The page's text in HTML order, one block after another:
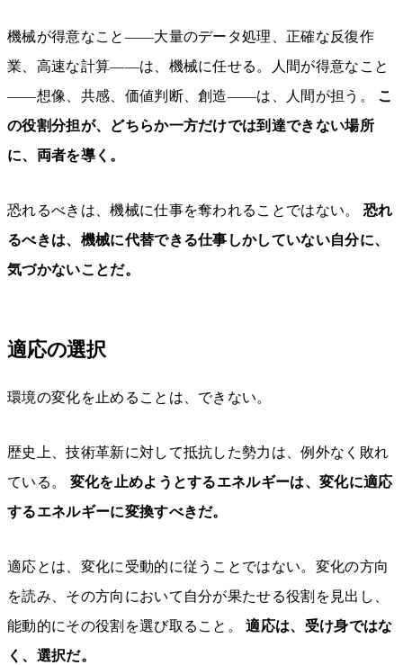
機械が得意なこと——大量のデータ処理、正確な反復作
業、高速な計算——は、機械に任せる。人間が得意なこと
——想像、共感、価値判断、創造——は、人間が担う。 こ
の役割分担が、どちらか一方だけでは到達できない場所
に、両者を導く。
恐れるべきは、機械に仕事を奪われることではない。 恐れ
るべきは、機械に代替できる仕事しかしていない自分に、
気づかないことだ。
適応の選択
環境の変化を止めることは、できない。
歴史上、技術革新に対して抵抗した勢力は、例外なく敗れ
ている。 変化を止めようとするエネルギーは、変化に適応
するエネルギーに変換すべきだ。
適応とは、変化に受動的に従うことではない。変化の方向
を読み、その方向において自分が果たせる役割を見出し、
能動的にその役割を選び取ること。適応は、受け身ではな
く、選択だ。